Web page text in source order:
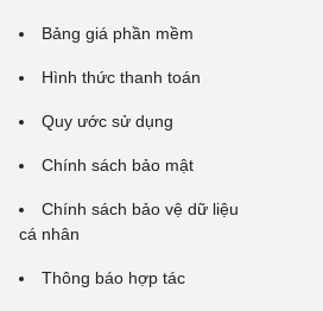
Bảng giá phần mềm
Hình thức thanh toán
Quy ước sử dụng
Chính sách bảo mật
Chính sách bảo vệ dữ liệu
cá nhân
Thông báo hợp tác